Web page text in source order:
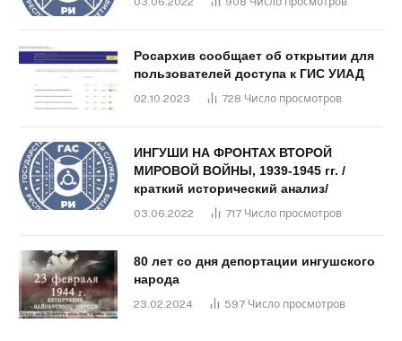
Росархив сообщает об открытии для
пользователей доступа к ГИС УИАД
02.10.2023 728 Число просмотров
ИНГУШИ НА ФРОНТАХ ВТОРОЙ
МИРОВОЙ ВОЙНЫ, 1939-1945 гг. /
краткий исторический анализ/
03.06.2022 717 Число просмотров
80 лет со дня депортации ингушского
народа
23.02.2024 597 Число просмотров